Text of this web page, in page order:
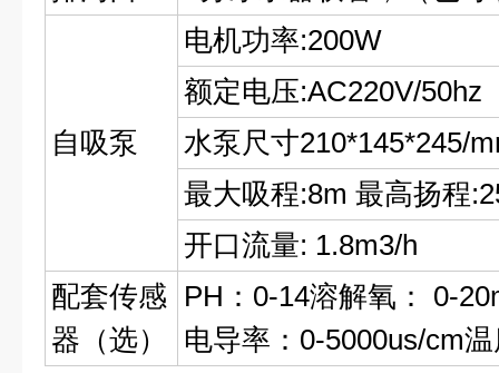
自吸泵
电机功率:200W
额定电压:AC220V/50hz
水泵尺寸210*145*245/
最大吸程:8m 最高扬程
开口流量: 1.8m3/h
配套传感
器（选）
PH：0-14溶解氧： 0-
电导率：0-5000us/cm